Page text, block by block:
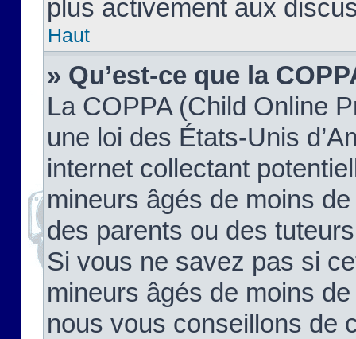
plus activement aux
Haut
» Qu’est-ce que la
La COPPA (Child Online
une loi des États-Unis
internet collectant
mineurs âgés de moins
des parents ou des
Si vous ne savez pas si
mineurs âgés de moins
nous vous conseillons de